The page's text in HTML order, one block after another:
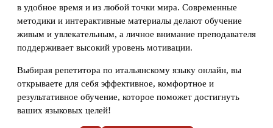
в удобное время и из любой точки мира. Современные
методики и интерактивные материалы делают обучение
живым и увлекательным, а личное внимание преподавателя
поддерживает высокий уровень мотивации.
Выбирая репетитора по итальянскому языку онлайн, вы
открываете для себя эффективное, комфортное и
результативное обучение, которое поможет достигнуть
ваших языковых целей!